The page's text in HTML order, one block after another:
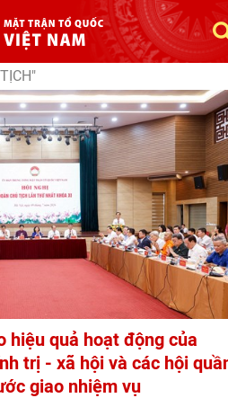
hiệu quả hoạt động của
trị - xã hội và các hội
giao nhiệm vụ